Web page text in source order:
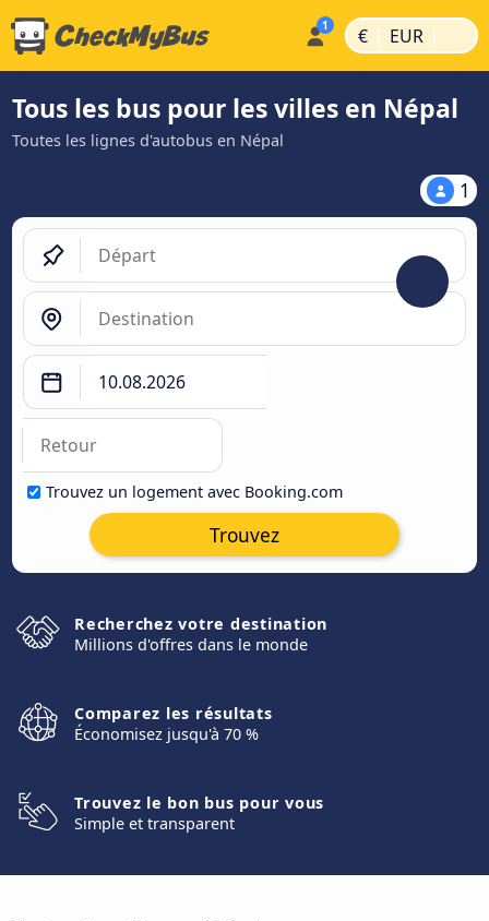
€ | EUR |
Tous les bus pour les villes en Népal
Toutes les lignes d'autobus en Népal
1
Trouvez un logement avec Booking.com
Trouvez
Recherchez votre destination
Millions d'offres dans le monde
Comparez les résultats
Économisez jusqu'à 70 %
Trouvez le bon bus pour vous
Simple et transparent